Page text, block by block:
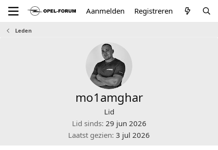
Aanmelden Registreren
Leden
mo1amghar
Lid
Lid sinds 29 jun 2026
Laatst gezien 3 jul 2026